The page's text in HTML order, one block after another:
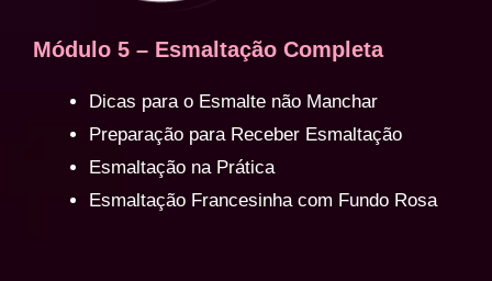
Módulo 5 – Esmaltação Completa
Dicas para o Esmalte não Manchar
Preparação para Receber Esmaltação
Esmaltação na Prática
Esmaltação Francesinha com Fundo Rosa